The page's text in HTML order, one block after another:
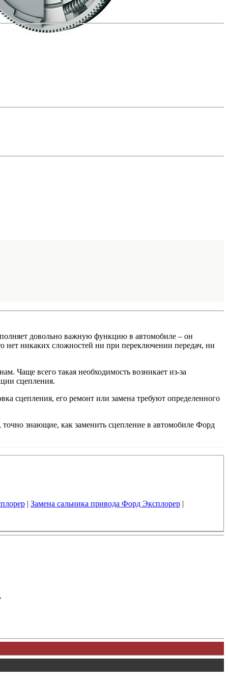
довольно важную функцию в автомобиле – он
нет никаких сложностей ни при переключении передач, ни
Чаще всего такая необходимость возникает из-за
сцепления.
сцепления, его ремонт или замена требуют определенного
знающие, как заменить сцепление в автомобиле Форд
| Замена сальника привода Форд Эксплорер|